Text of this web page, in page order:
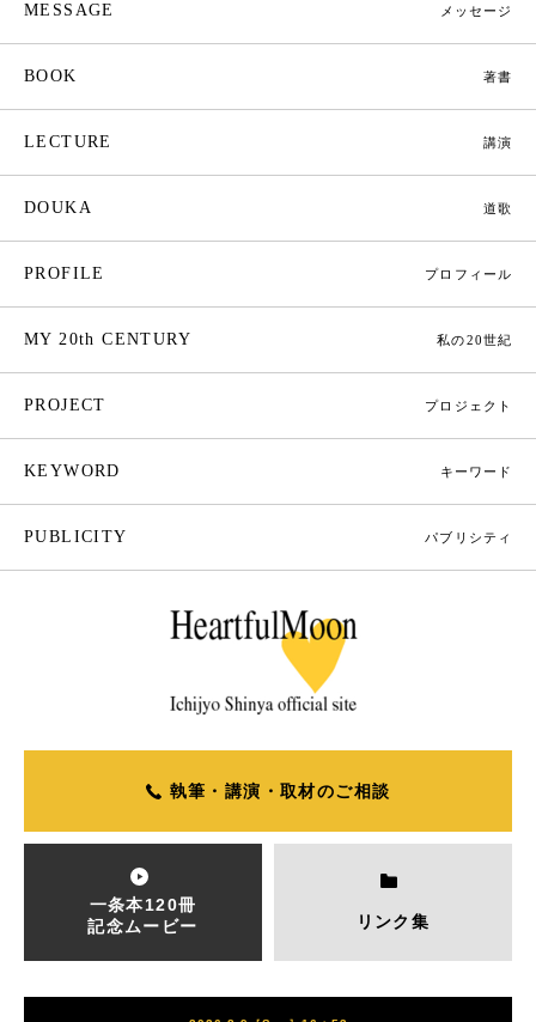
MESSAGE メッセージ
BOOK 著書
LECTURE 講演
DOUKA 道歌
PROFILE プロフィール
MY 20th CENTURY 私の20世紀
PROJECT プロジェクト
KEYWORD キーワード
PUBLICITY パブリシティ
執筆・講演・取材のご相談
一条本120冊
記念ムービー
リンク集